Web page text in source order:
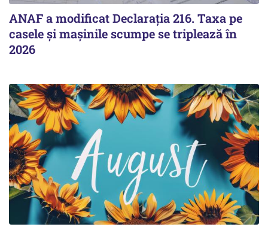
ANAF a modificat Declarația 216. Taxa pe
casele și mașinile scumpe se triplează în
2026